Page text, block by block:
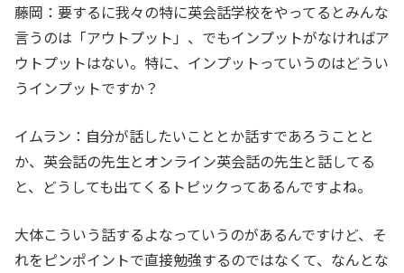
藤岡：要するに我々の特に英会話学校をやってるとみんな
言うのは「アウトプット」、でもインプットがなければア
ウトプットはない。特に、インプットっていうのはどうい
うインプットですか？
イムラン：自分が話したいこととか話すであろうことと
か、英会話の先生とオンライン英会話の先生と話してる
と、どうしても出てくるトピックってあるんですよね。
大体こういう話するよなっていうのがあるんですけど、そ
れをピンポイントで直接勉強するのではなくて、なんとな